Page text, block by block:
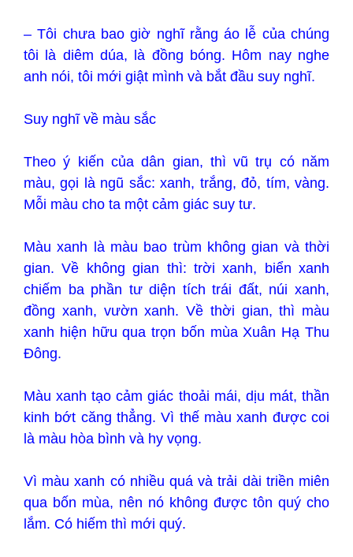
– Tôi chưa bao giờ nghĩ rằng áo lễ của chúng
tôi là diêm dúa, là đồng bóng. Hôm nay nghe
anh nói, tôi mới giật mình và bắt đầu suy nghĩ.
Suy nghĩ về màu sắc
Theo ý kiến của dân gian, thì vũ trụ có năm
màu, gọi là ngũ sắc: xanh, trắng, đỏ, tím, vàng.
Mỗi màu cho ta một cảm giác suy tư.
Màu xanh là màu bao trùm không gian và thời
gian. Về không gian thì: trời xanh, biển xanh
chiếm ba phần tư diện tích trái đất, núi xanh,
đồng xanh, vườn xanh. Về thời gian, thì màu
xanh hiện hữu qua trọn bốn mùa Xuân Hạ Thu
Đông.
Màu xanh tạo cảm giác thoải mái, dịu mát, thần
kinh bớt căng thẳng. Vì thế màu xanh được coi
là màu hòa bình và hy vọng.
Vì màu xanh có nhiều quá và trải dài triền miên
qua bốn mùa, nên nó không được tôn quý cho
lắm. Có hiếm thì mới quý.